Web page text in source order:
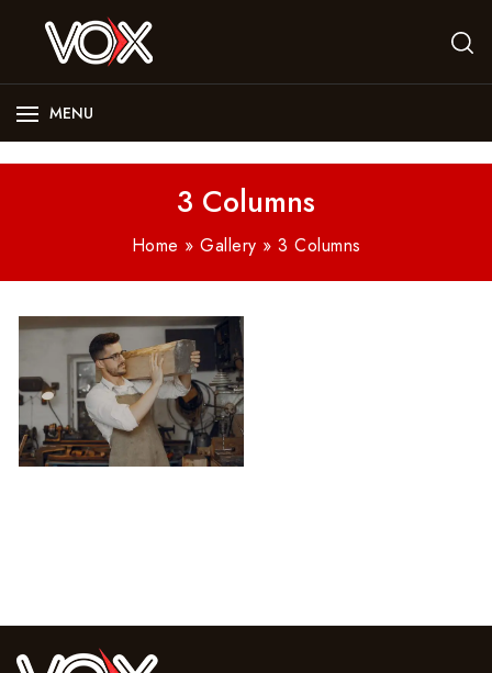
MENU
3 Columns
Home » Gallery » 3 Columns